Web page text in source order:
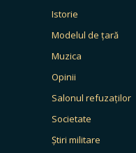
Istorie
Modelul de țară
Muzica
Opinii
Salonul refuzaților
Societate
Știri militare